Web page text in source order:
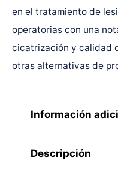
en el tratamiento de
operatorias con una
cicatrización y calidad
otras alternativas de
Información
Descripción